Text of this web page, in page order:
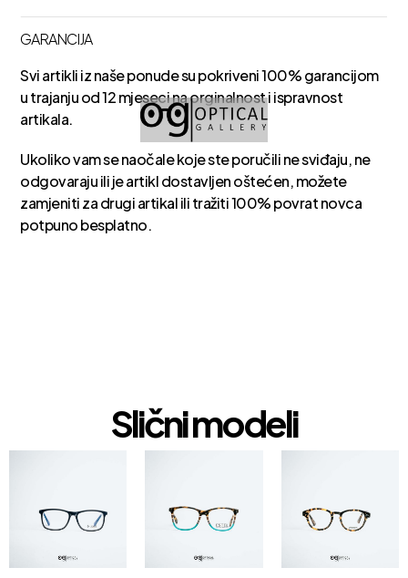
GARANCIJA
Svi artikli iz naše ponude su pokriveni 100% garancijom
u trajanju od 12 mjeseci na orginalnost i ispravnost
artikala.
Ukoliko vam se naočale koje ste poručili ne sviđaju, ne
odgovaraju ili je artikl dostavljen oštećen, možete
zamjeniti za drugi artikal ili tražiti 100% povrat novca
potpuno besplatno.
Slični modeli
1+1 1+1